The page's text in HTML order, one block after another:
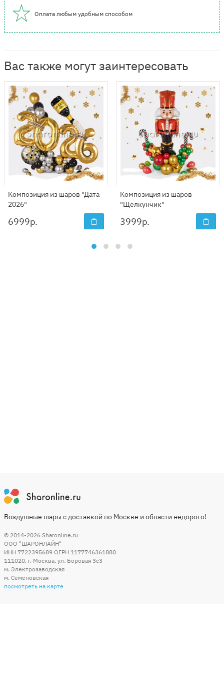
Оплата любым удобным способом
Вас также могут заинтересовать
Композиция из шаров "Дата
2026"
6999р.
Композиция из шаров
"Щелкунчик"
3999р.
Воздушные шары с доставкой по Москве и области недорого!
© 2014-2026 Sharonline.ru
ООО "ШАРОНЛАЙН"
ИНН 7722395689 ОГРН 1177746361880
111020, г. Москва, ул. Боровая 3c3
м. Электрозаводская
м. Семеновская
посмотреть на карте